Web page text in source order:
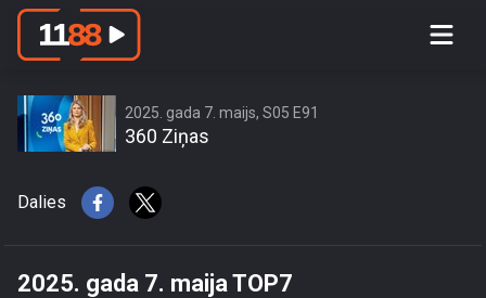
2025. gada 7. maijs, S05 E91
360 Ziņas
Dalies
2025. gada 7. maija TOP7